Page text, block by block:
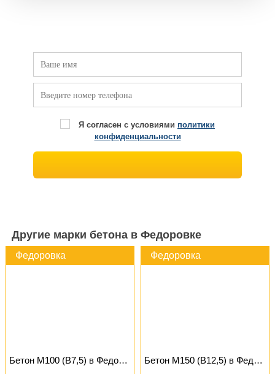
Я согласен с условиями политики
конфиденциальности
Другие марки бетона в Федоровке
Федоровка
Бетон М100 (B7,5) в Федоровке
Федоровка
Бетон М150 (B12,5) в Федоровке